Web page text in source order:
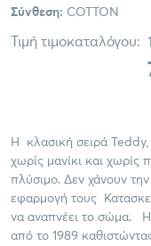
Σύνθεση: COTTON
Τιμή τιμοκαταλόγου:
Η κλασική σειρά
χωρίς μανίκι και χωρίς
πλύσιμο. Δεν χάνουν
εφαρμογή τους
να αναπνέει το σώμα. Η
από το 1989